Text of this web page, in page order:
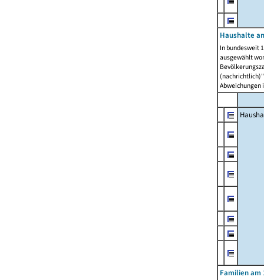
Haushalte
In bundesweit
ausgewählt
Abweichungen
Familien am